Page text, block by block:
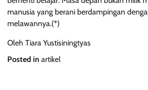
manusia yang berani berdampingan
melawannya.(*)
Oleh Tiara Yustisiningtyas
Posted in artikel